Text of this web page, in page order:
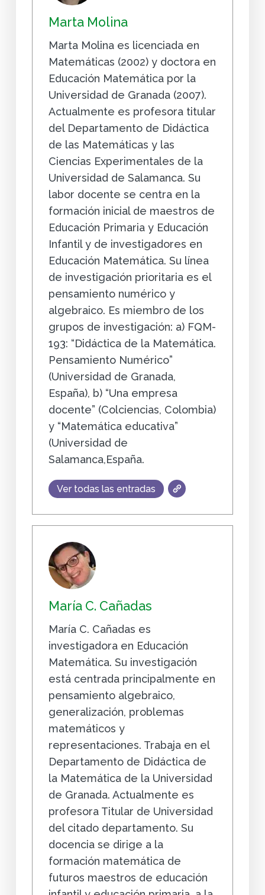
Marta Molina
Marta Molina es licenciada en
Matemáticas (2002) y doctora en
Educación Matemática por la
Universidad de Granada (2007).
Actualmente es profesora titular
del Departamento de Didáctica
de las Matemáticas y las
Ciencias Experimentales de la
Universidad de Salamanca. Su
labor docente se centra en la
formación inicial de maestros de
Educación Primaria y Educación
Infantil y de investigadores en
Educación Matemática. Su línea
de investigación prioritaria es el
pensamiento numérico y
algebraico. Es miembro de los
grupos de investigación: a) FQM-
193: “Didáctica de la Matemática.
Pensamiento Numérico”
(Universidad de Granada,
España), b) “Una empresa
docente” (Colciencias, Colombia)
y “Matemática educativa”
(Universidad de
Salamanca,España.
Ver todas las entradas
María C. Cañadas
María C. Cañadas es
investigadora en Educación
Matemática. Su investigación
está centrada principalmente en
pensamiento algebraico,
generalización, problemas
matemáticos y
representaciones. Trabaja en el
Departamento de Didáctica de
la Matemática de la Universidad
de Granada. Actualmente es
profesora Titular de Universidad
del citado departamento. Su
docencia se dirige a la
formación matemática de
futuros maestros de educación